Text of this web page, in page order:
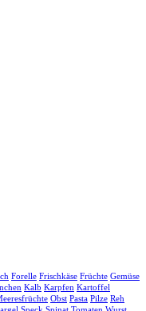
Forelle Frischkäse Früchte Gemüse
Kalb Karpfen Kartoffel
Obst Pasta Pilze Reh